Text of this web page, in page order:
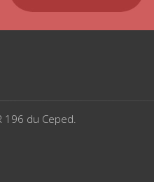
196 du Ceped.